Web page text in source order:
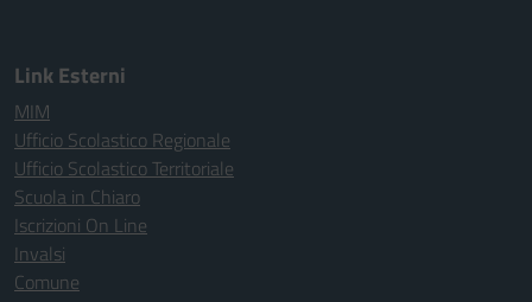
Link Esterni
MIM
Ufficio Scolastico Regionale
Ufficio Scolastico Territoriale
Scuola in Chiaro
Iscrizioni On Line
Invalsi
Comune